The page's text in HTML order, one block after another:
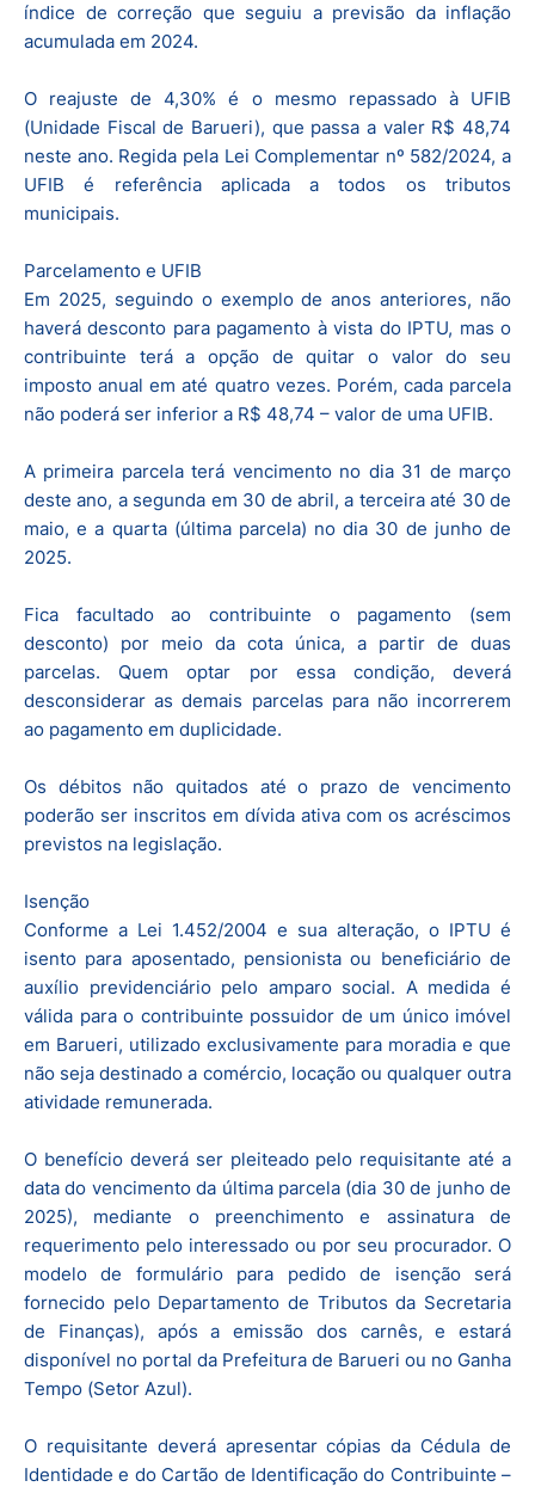
índice de correção que seguiu a previsão da inflação
acumulada em 2024.
O reajuste de 4,30% é o mesmo repassado à UFIB
(Unidade Fiscal de Barueri), que passa a valer R$ 48,74
neste ano. Regida pela Lei Complementar nº 582/2024, a
UFIB é referência aplicada a todos os tributos
municipais.
Parcelamento e UFIB
Em 2025, seguindo o exemplo de anos anteriores, não
haverá desconto para pagamento à vista do IPTU, mas o
contribuinte terá a opção de quitar o valor do seu
imposto anual em até quatro vezes. Porém, cada parcela
não poderá ser inferior a R$ 48,74 – valor de uma UFIB.
A primeira parcela terá vencimento no dia 31 de março
deste ano, a segunda em 30 de abril, a terceira até 30 de
maio, e a quarta (última parcela) no dia 30 de junho de
2025.
Fica facultado ao contribuinte o pagamento (sem
desconto) por meio da cota única, a partir de duas
parcelas. Quem optar por essa condição, deverá
desconsiderar as demais parcelas para não incorrerem
ao pagamento em duplicidade.
Os débitos não quitados até o prazo de vencimento
poderão ser inscritos em dívida ativa com os acréscimos
previstos na legislação.
Isenção
Conforme a Lei 1.452/2004 e sua alteração, o IPTU é
isento para aposentado, pensionista ou beneficiário de
auxílio previdenciário pelo amparo social. A medida é
válida para o contribuinte possuidor de um único imóvel
em Barueri, utilizado exclusivamente para moradia e que
não seja destinado a comércio, locação ou qualquer outra
atividade remunerada.
O benefício deverá ser pleiteado pelo requisitante até a
data do vencimento da última parcela (dia 30 de junho de
2025), mediante o preenchimento e assinatura de
requerimento pelo interessado ou por seu procurador. O
modelo de formulário para pedido de isenção será
fornecido pelo Departamento de Tributos da Secretaria
de Finanças), após a emissão dos carnês, e estará
disponível no portal da Prefeitura de Barueri ou no Ganha
Tempo (Setor Azul).
O requisitante deverá apresentar cópias da Cédula de
Identidade e do Cartão de Identificação do Contribuinte –